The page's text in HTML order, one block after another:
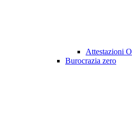
Attestazioni
Burocrazia zero